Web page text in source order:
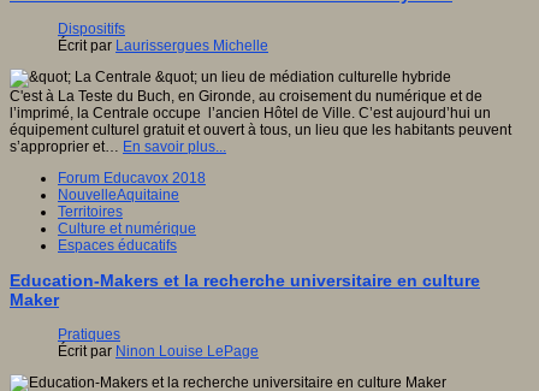
Dispositifs
Écrit par Laurissergues Michelle
C'est à La Teste du Buch, en Gironde, au croisement du numérique et de
l’imprimé, la Centrale occupe l’ancien Hôtel de Ville. C’est aujourd’hui un
équipement culturel gratuit et ouvert à tous, un lieu que les habitants peuvent
s’approprier et… En savoir plus...
Forum Educavox 2018
NouvelleAquitaine
Territoires
Culture et numérique
Espaces éducatifs
Education-Makers et la recherche universitaire en culture
Maker
Pratiques
Écrit par Ninon Louise LePage